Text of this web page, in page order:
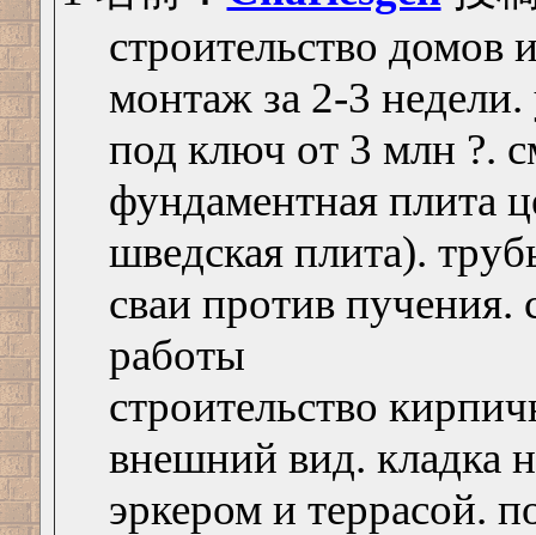
строительство домов
монтаж за 2-3 недели.
под ключ от 3 млн ?.
фундаментная плита
шведская плита).
сваи против
работы
строительство
внешний вид. кладка
эркером и террасой.